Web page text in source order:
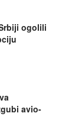
ogolili
avio-